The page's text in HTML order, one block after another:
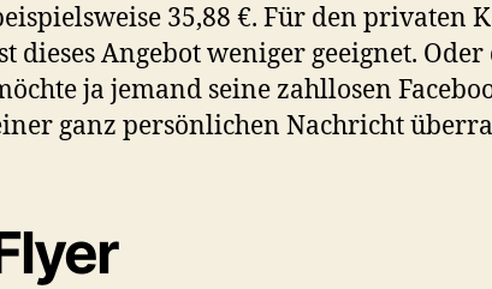
35,88 €. Für den privaten
dieses Angebot weniger geeignet.
ja jemand seine zahllosen
ganz persönlichen Nachricht